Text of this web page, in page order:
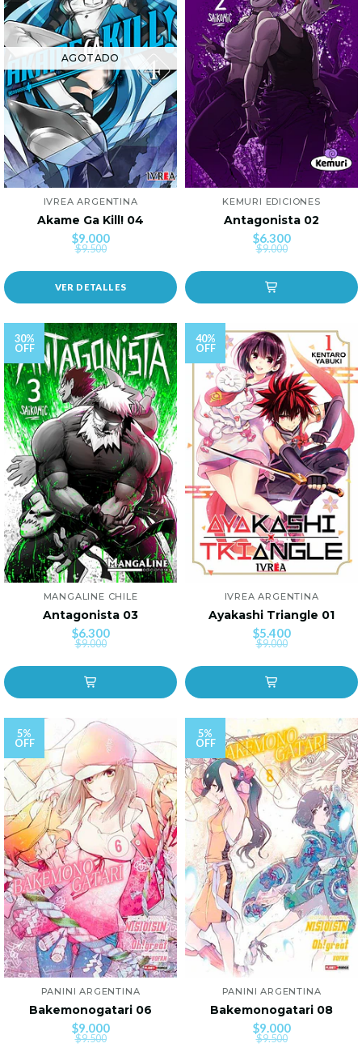
AGOTADO
IVREA ARGENTINA
Akame Ga Kill! 04
$9.000
$9.500
VER DETALLES
KEMURI EDICIONES
Antagonista 02
$6.300
$9.000
30%
OFF
MANGALINE CHILE
Antagonista 03
$6.300
$9.000
40%
OFF
IVREA ARGENTINA
Ayakashi Triangle 01
$5.400
$9.000
5%
OFF
PANINI ARGENTINA
Bakemonogatari 06
$9.000
$9.500
5%
OFF
PANINI ARGENTINA
Bakemonogatari 08
$9.000
$9.500